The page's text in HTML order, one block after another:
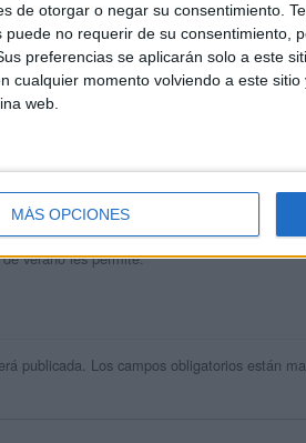
de otorgar o negar su consentimiento.
puede no requerir de su consentimiento,
preferencias se aplicarán solo a este
cualquier momento volviendo a este
web.
MÁS OPCIONES
solo un blog, es la apuesta personal de dos
pareja, son los encargados de los contenidos
vuelcan la mayor parte del tiempo, que sus
verano les permite.
publicada. Los campos obligatorios están